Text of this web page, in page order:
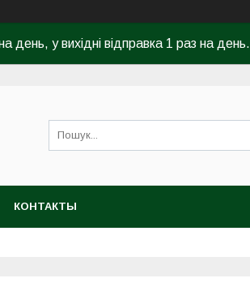
день, у вихідні відправка 1 раз на день.
КОНТАКТЫ